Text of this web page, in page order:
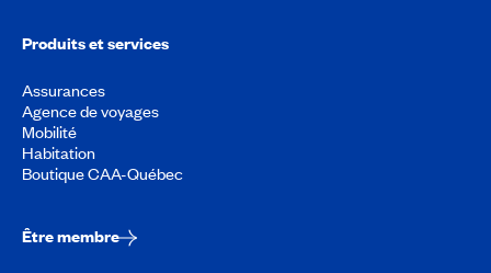
Produits et services
Assurances
Agence de voyages
Mobilité
Habitation
Boutique CAA-Québec
Être membre